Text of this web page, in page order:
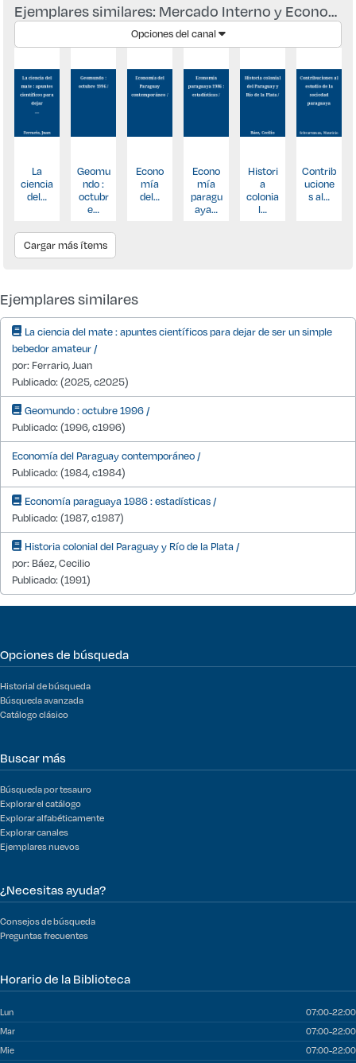
Ejemplares similares: Mercado Interno y Economía Colonial: Tres Siglos de Historia de la yerba mate /
Opciones del canal
La
ciencia
del…
Geomu
ndo :
octubr
e…
Econo
mía
del…
Econo
mía
paragu
aya…
Histori
a
colonia
l…
Contrib
ucione
s al…
Cargar más ítems
Ejemplares similares
La ciencia del mate : apuntes científicos para dejar de ser un simple
bebedor amateur /
por: Ferrario, Juan
Publicado: (2025, c2025)
Geomundo : octubre 1996 /
Publicado: (1996, c1996)
Economía del Paraguay contemporáneo /
Publicado: (1984, c1984)
Economía paraguaya 1986 : estadísticas /
Publicado: (1987, c1987)
Historia colonial del Paraguay y Río de la Plata /
por: Báez, Cecilio
Publicado: (1991)
Opciones de búsqueda
Historial de búsqueda
Búsqueda avanzada
Catálogo clásico
Buscar más
Búsqueda por tesauro
Explorar el catálogo
Explorar alfabéticamente
Explorar canales
Ejemplares nuevos
¿Necesitas ayuda?
Consejos de búsqueda
Preguntas frecuentes
Horario de la Biblioteca
Lun
07:00-22:00
Mar
07:00-22:00
Mie
07:00-22:00